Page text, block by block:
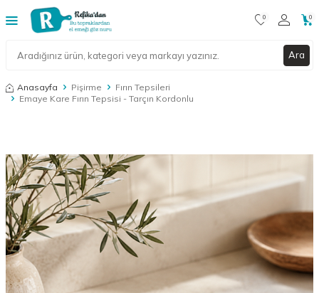
Ara
0 0
Anasayfa Pişirme
Fırın Tepsileri
Emaye Kare Fırın Tepsisi - Tarçın Kordonlu